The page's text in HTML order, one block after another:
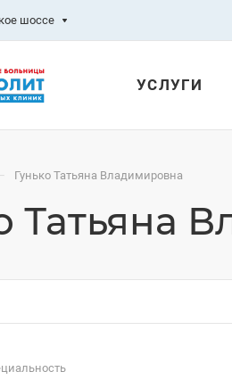
шоссе
УСЛУГИ
Гунько Татьяна Владимировна
Татьяна